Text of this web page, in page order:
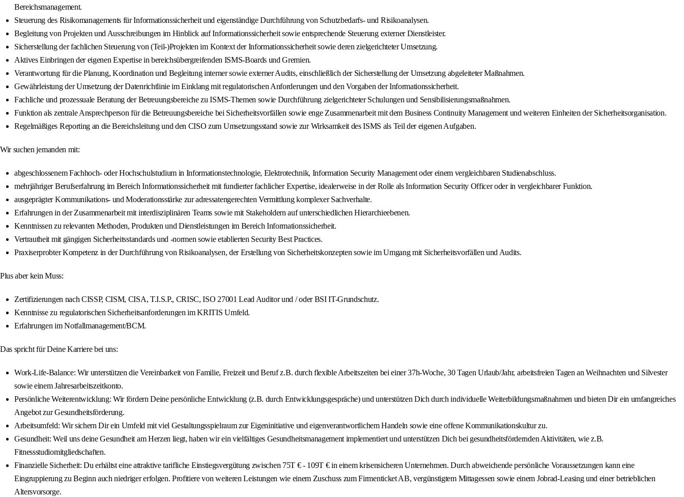
Bereichsmanagement.
Steuerung des Risikomanagements für Informationssicherheit und eigenständige Durchführung von Schutzbedarfs- und Risikoanalysen.
Begleitung von Projekten und Ausschreibungen im Hinblick auf Informationssicherheit sowie entsprechende Steuerung externer Dienstleister.
Sicherstellung der fachlichen Steuerung von (Teil-)Projekten im Kontext der Informationssicherheit sowie deren zielgerichteter Umsetzung.
Aktives Einbringen der eigenen Expertise in bereichsübergreifenden ISMS-Boards und Gremien.
Verantwortung für die Planung, Koordination und Begleitung interner sowie externer Audits, einschließlich der Sicherstellung der Umsetzung abgeleiteter Maßnahmen.
Gewährleistung der Umsetzung der Datenrichtlinie im Einklang mit regulatorischen Anforderungen und den Vorgaben der Informationssicherheit.
Fachliche und prozessuale Beratung der Betreuungsbereiche zu ISMS-Themen sowie Durchführung zielgerichteter Schulungen und Sensibilisierungsmaßnahmen.
Funktion als zentrale Ansprechperson für die Betreuungsbereiche bei Sicherheitsvorfällen sowie enge Zusammenarbeit mit dem Business Continuity Management und weiteren Einheiten der Sicherheitsorganisation.
Regelmäßiges Reporting an die Bereichsleitung und den CISO zum Umsetzungsstand sowie zur Wirksamkeit des ISMS als Teil der eigenen Aufgaben.
Wir suchen jemanden mit:
abgeschlossenem Fachhoch- oder Hochschulstudium in Informationstechnologie, Elektrotechnik, Information Security Management oder einem vergleichbaren Studienabschluss.
mehrjähriger Berufserfahrung im Bereich Informationssicherheit mit fundierter fachlicher Expertise, idealerweise in der Rolle als Information Security Officer oder in vergleichbarer Funktion.
ausgeprägter Kommunikations- und Moderationsstärke zur adressatengerechten Vermittlung komplexer Sachverhalte.
Erfahrungen in der Zusammenarbeit mit interdisziplinären Teams sowie mit Stakeholdern auf unterschiedlichen Hierarchieebenen.
Kenntnissen zu relevanten Methoden, Produkten und Dienstleistungen im Bereich Informationssicherheit.
Vertrautheit mit gängigen Sicherheitsstandards und -normen sowie etablierten Security Best Practices.
Praxiserprobter Kompetenz in der Durchführung von Risikoanalysen, der Erstellung von Sicherheitskonzepten sowie im Umgang mit Sicherheitsvorfällen und Audits.
Plus aber kein Muss:
Zertifizierungen nach CISSP, CISM, CISA, T.I.S.P., CRISC, ISO 27001 Lead Auditor und / oder BSI IT-Grundschutz.
Kenntnisse zu regulatorischen Sicherheitsanforderungen im KRITIS Umfeld.
Erfahrungen im Notfallmanagement/BCM.
Das spricht für Deine Karriere bei uns:
Work-Life-Balance: Wir unterstützen die Vereinbarkeit von Familie, Freizeit und Beruf z.B. durch flexible Arbeitszeiten bei einer 37h-Woche, 30 Tagen Urlaub/Jahr, arbeitsfreien Tagen an Weihnachten und Silvester
sowie einem Jahresarbeitszeitkonto.
Persönliche Weiterentwicklung: Wir fördern Deine persönliche Entwicklung (z.B. durch Entwicklungsgespräche) und unterstützen Dich durch individuelle Weiterbildungsmaßnahmen und bieten Dir ein umfangreiches
Angebot zur Gesundheitsförderung.
Arbeitsumfeld: Wir sichern Dir ein Umfeld mit viel Gestaltungsspielraum zur Eigeninitiative und eigenverantwortlichem Handeln sowie eine offene Kommunikationskultur zu.
Gesundheit: Weil uns deine Gesundheit am Herzen liegt, haben wir ein vielfältiges Gesundheitsmanagement implementiert und unterstützen Dich bei gesundheitsfördernden Aktivitäten, wie z.B.
Fitnessstudiomitgliedschaften.
Finanzielle Sicherheit: Du erhältst eine attraktive tarifliche Einstiegsvergütung zwischen 75T € - 109T € in einem krisensicheren Unternehmen. Durch abweichende persönliche Voraussetzungen kann eine
Eingruppierung zu Beginn auch niedriger erfolgen. Profitiere von weiteren Leistungen wie einem Zuschuss zum Firmenticket AB, vergünstigtem Mittagessen sowie einem Jobrad-Leasing und einer betrieblichen
Altersvorsorge.